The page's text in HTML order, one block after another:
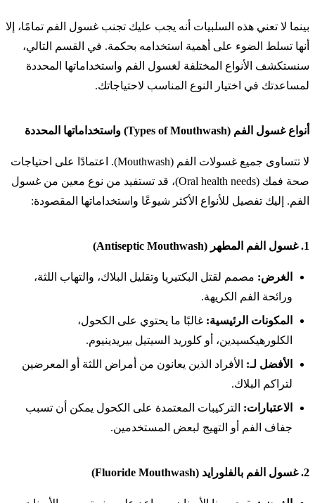
بينما لا تعني هذه السلبيات أنه يجب عليك تجنب غسول الفم تمامًا، إلا
أنها تسلط الضوء على أهمية استخدامه بحكمة. في القسم التالي،
سنستكشف الأنواع المختلفة لغسول الفم واستخداماتها المحددة
لمساعدتك في اختيار النوع المناسب لاحتياجاتك.
أنواع غسول الفم (Types of Mouthwash) واستخداماتها المحددة
لا تتساوى جميع غسولات الفم (Mouthwash). اعتمادًا على احتياجات
صحة فمك (Oral health needs)، قد تستفيد من نوع معين من غسول
الفم. إليك تفصيل للأنواع الأكثر شيوعًا واستخداماتها المقصودة:
1. غسول الفم المطهر (Antiseptic Mouthwash)
الغرض: مصمم لقتل البكتيريا وتقليل البلاك، والتهاب اللثة،
ورائحة الفم الكريهة.
المكونات الرئيسية: غالبًا ما يحتوي على الكحول،
الكلورهيكسيدين، أو كلوريد السيتيل بيريدينيوم.
الأفضل لـ: الأفراد الذين يعانون من أمراض اللثة أو المعرضين
لتراكم البلاك.
الاعتبارات: التركيبات المعتمدة على الكحول يمكن أن تسبب
جفاف الفم أو التهيج لبعض المستخدمين.
2. غسول الفم بالفلورايد (Fluoride Mouthwash)